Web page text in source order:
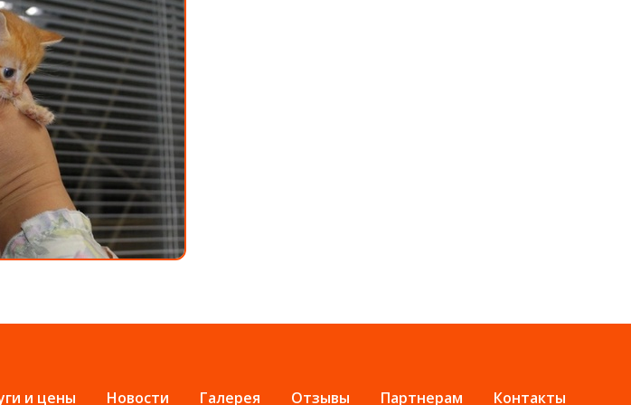
и цены Новости Галерея Отзывы Партнерам Контакты